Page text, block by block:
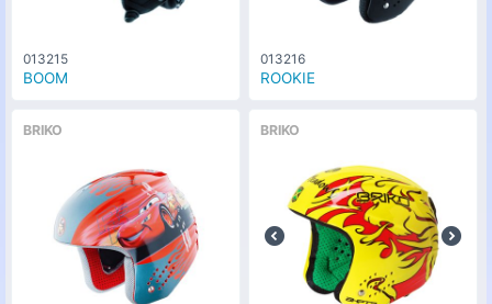
013215
BOOM
013216
ROOKIE
BRIKO BRIKO